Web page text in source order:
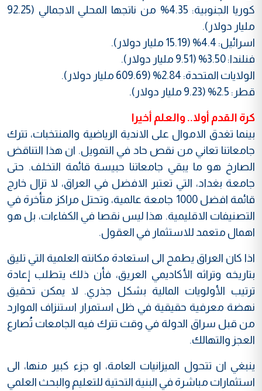
كوريا الجنوبية: 4.35‌% من ناتجها المحلي الاجمالي (92.25
مليار دولار).
اسرائيل: 4.4‌% (15.19 مليار دولار).
فنلندا: 3.50‌% (9.51 مليار دولار).
الولايات المتحدة: 2.84‌% (609.69 مليار دولار).
قطر: 2.5‌% (9.23 مليار دولار).
كرة القدم أولا.. والعلم أخيرا
بينما تغدق الاموال على الاندية الرياضية والمنتخبات، تترك
جامعاتنا تعاني من نقص حاد في التمويل. ان هذا التناقض
الصارخ هو ما يبقي جامعاتنا حبيسة قائمة التخلف. حتى
جامعة بغداد، التي تعتبر الافضل في العراق، لا تزال خارج
قائمة افضل 1000 جامعة عالمية، وتحتل مراكز متأخرة في
التصنيفات الاقليمية. هذا ليس نقصا في الكفاءات، بل هو
اهمال متعمد للاستثمار في العقول.
اذا كان العراق يطمح الى استعادة مكانته العلمية التي تليق
بتاريخه وتراثه الأكاديمي العريق، فأن ذلك يتطلب إعادة
ترتيب الأولويات المالية بشكل جذري. لا يمكن تحقيق
نهضة معرفية حقيقية في ظل استمرار استنزاف الموارد
من قبل سراق الدولة في وقت تترك فيه الجامعات تُصارع
العجز والتهالك.
ينبغي ان تتحول الميزانيات العامة، او جزء كبير منها، الى
استثمارات مباشرة في البنية التحتية للتعليم والبحث العلمي